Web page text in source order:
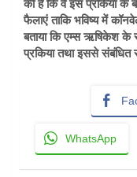
की है कि वे इस प्रकिया के
फैलाएं ताकि भविष्य में
बताया कि एम्स ऋषिकेश
प्रकिया तथा इससे संबंधित
WhatsApp